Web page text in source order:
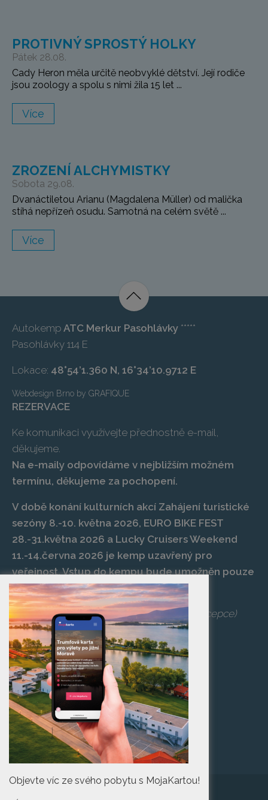
PROTIVNÝ SPROSTÝ HOLKY
Pátek 28.08.
Cady Heron měla určitě neobvyklé dětství. Její rodiče
jsou zoology a spolu s nimi žila 15 let ...
Více
ZROZENÍ ALCHYMISTKY
Sobota 29.08.
Dvanáctiletou Arianu (Magdalena Müller) od malička
stíhá nepřízeň osudu. Samotná na celém světě ...
Více
Autokemp ATC Merkur Pasohlávky *****
Pasohlávky 114 E
Lokace: 48°54’1.360 N, 16°34’10.9712 E
Webdesign Brno by GRAFIQUE
REZERVACE
Ke komunikaci využívejte přednostně e-mail,
děkujeme.
Na e-maily odpovídáme v nejbližším možném
termínu, děkujeme za pochopení.
V době konání kulturních akcí Zahájení turistické
sezóny 8.-10. května 2026, EURO BIKE FEST
28.-31.května 2026 a Lucky Cruisers Weekend
11.-14.června 2026 je kemp uzavřený pro
veřejnost. Vstup do kempu bude umožněn pouze
po zaplacení vstupenky na danou akci.
Telefon:+420 519 427 714,539 029 266
(recepce)
E-mail:camp@pasohlavky.cz
SPOJTE SE S NÁMI
Turistické informační
centrum Pasohlávky
Objevte víc ze svého pobytu s MojaKartou!